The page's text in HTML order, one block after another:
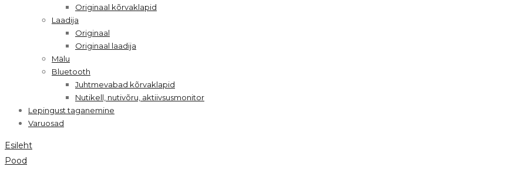
Originaal kõrvaklapid
Laadija
Originaal
Originaal laadija
Mälu
Bluetooth
Juhtmevabad kõrvaklapid
Nutikell, nutivõru, aktiivsusmonitor
Lepingust taganemine
Varuosad
Esileht
Pood